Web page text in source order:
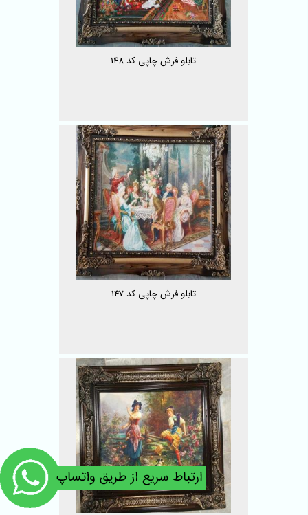
تابلو فرش چاپی کد 148
تابلو فرش چاپی کد 147